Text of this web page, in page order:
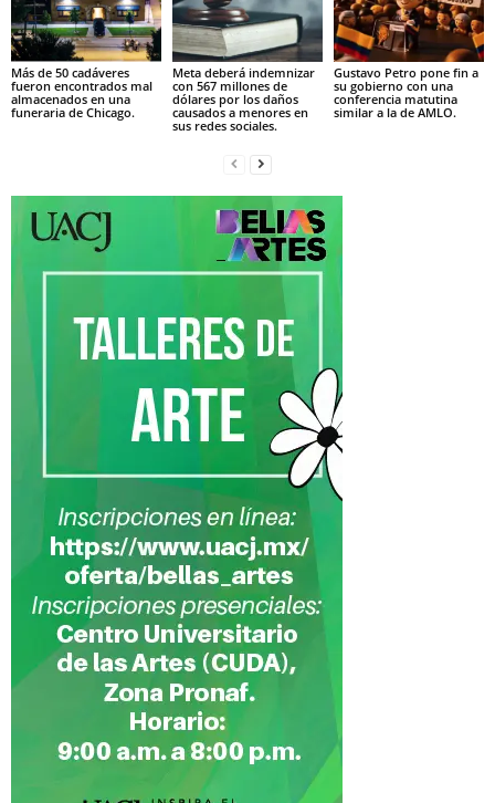
Más de 50 cadáveres
fueron encontrados mal
almacenados en una
funeraria de Chicago.
Meta deberá indemnizar
con 567 millones de
dólares por los daños
causados a menores en
sus redes sociales.
Gustavo Petro pone fin a
su gobierno con una
conferencia matutina
similar a la de AMLO.